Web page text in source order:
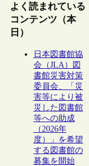
よく読まれている
コンテンツ（本
日）
日本図書館協
会（JLA）図
書館災害対策
委員会、「災
害等により被
災した図書館
等への助成
（2026年
度）」を希望
する図書館の
募集を開始